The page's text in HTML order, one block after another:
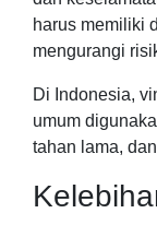
harus memiliki
mengurangi
Di Indonesia,
umum
tahan lama,